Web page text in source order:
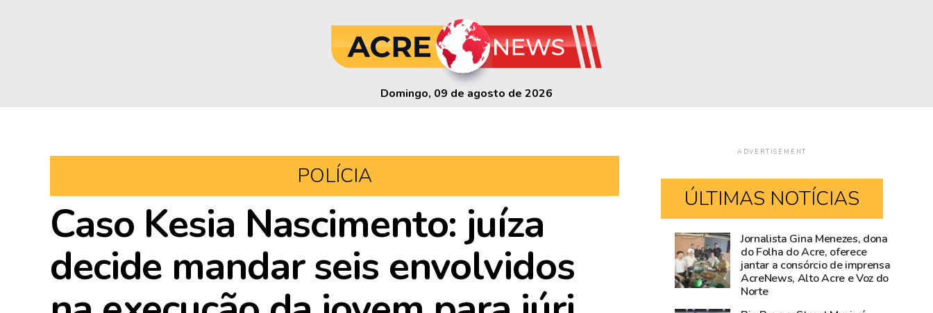
Domingo, 09 de agosto de 2026
POLÍCIA
Caso Kesia Nascimento: juíza
decide mandar seis envolvidos
ADVERTISEMENT
ÚLTIMAS NOTÍCIAS
Acre
fica
sem
Fiscalização
da
Prefeitura
Jornalista Gina Menezes, dona
do Folha do Acre, oferece
jantar a consórcio de imprensa
AcreNews, Alto Acre e Voz do
Norte